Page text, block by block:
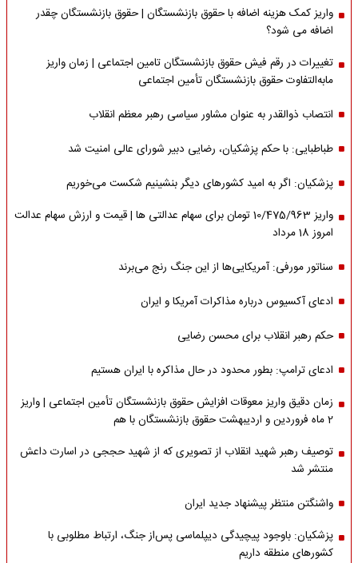
واریز کمک هزینه اضافه با حقوق بازنشستگان | حقوق بازنشستگان چقدر
اضافه می شود؟
تغییرات در رقم فیش حقوق بازنشستگان تامین اجتماعی | زمان واریز
مابه‌التفاوت حقوق بازنشستگان تأمین اجتماعی
انتصاب ذوالقدر به عنوان مشاور سیاسی رهبر معظم انقلاب
طباطبایی: با حکم پزشکیان، رضایی دبیر شورای عالی امنیت شد
پزشکیان: اگر به امید کشورهای دیگر بنشینیم شکست می‌خوریم
واریز 10/475/963 تومان برای سهام عدالتی ها | قیمت و ارزش سهام عدالت
امروز 18 مرداد
سناتور مورفی: آمریکایی‌ها از این جنگ رنج می‌برند
ادعای آکسیوس درباره مذاکرات آمریکا و ایران
حکم رهبر انقلاب برای محسن رضایی
ادعای ترامپ: بطور محدود در حال مذاکره با ایران هستیم
زمان دقیق واریز معوقات افزایش حقوق بازنشستگان تأمین اجتماعی | واریز
2 ماه فروردین و اردیبهشت حقوق بازنشستگان با هم
توصیف رهبر شهید انقلاب از تصویری که از شهید حججی در اسارت داعش
منتشر شد
واشنگتن منتظر پیشنهاد جدید ایران
پزشکیان: باوجود پیچیدگی دیپلماسی پس‌از جنگ، ارتباط مطلوبی با
کشورهای منطقه داریم